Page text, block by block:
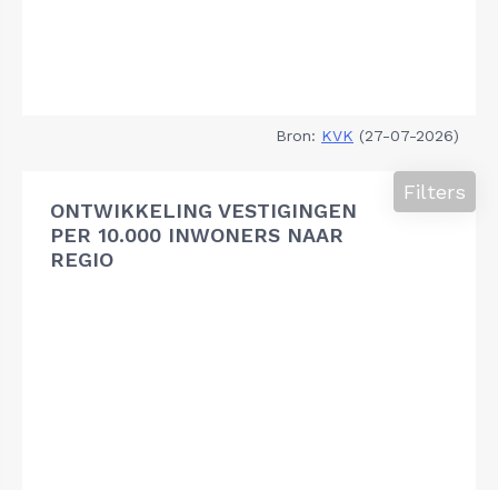
Bron: KVK (27-07-2026)
ONTWIKKELING VESTIGINGEN
PER 10.000 INWONERS NAAR
REGIO
Filters